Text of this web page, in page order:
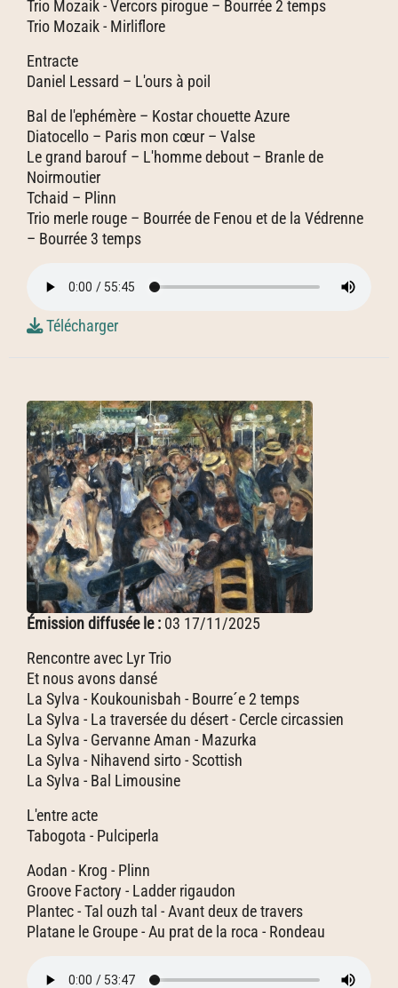
Trio Mozaik - Vercors pirogue – Bourrée 2 temps
Trio Mozaik - Mirliflore
Entracte
Daniel Lessard – L'ours à poil
Bal de l'ephémère – Kostar chouette Azure
Diatocello – Paris mon cœur – Valse
Le grand barouf – L'homme debout – Branle de
Noirmoutier
Tchaid – Plinn
Trio merle rouge – Bourrée de Fenou et de la Védrenne
– Bourrée 3 temps
Télécharger
Émission diffusée le : 03 17/11/2025
Rencontre avec Lyr Trio
Et nous avons dansé
La Sylva - Koukounisbah - Bourre´e 2 temps
La Sylva - La traversée du désert - Cercle circassien
La Sylva - Gervanne Aman - Mazurka
La Sylva - Nihavend sirto - Scottish
La Sylva - Bal Limousine
L'entre acte
Tabogota - Pulciperla
Aodan - Krog - Plinn
Groove Factory - Ladder rigaudon
Plantec - Tal ouzh tal - Avant deux de travers
Platane le Groupe - Au prat de la roca - Rondeau